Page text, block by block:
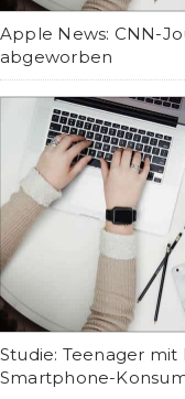
Apple News: CNN-
abgeworben
Studie: Teenager mit
Smartphone-